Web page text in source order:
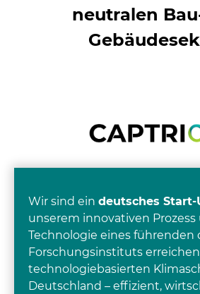
neutralen
Wir sind ein deutsches Start-
unserem innovativen
Technologie eines führenden
Forschungsinstituts
technologiebasierten
Deutschland – effizient,